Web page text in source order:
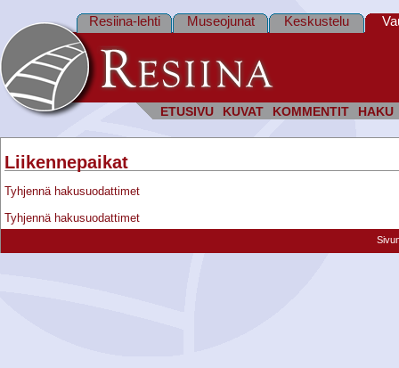
ETUSIVU KUVAT KOMMENTIT HAKU
Resiina-lehti Museojunat Keskustelu
Liikennepaikat
Tyhjennä hakusuodattimet
Tyhjennä hakusuodattimet